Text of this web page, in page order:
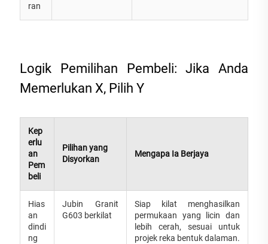
ran
Logik Pemilihan Pembeli: Jika Anda
Memerlukan X, Pilih Y
Kep
erlu
an
Pem
beli
Pilihan yang
Disyorkan
Mengapa Ia Berjaya
Hias
an
dindi
ng
Jubin Granit
G603 berkilat
Siap kilat menghasilkan
permukaan yang licin dan
lebih cerah, sesuai untuk
projek reka bentuk dalaman.